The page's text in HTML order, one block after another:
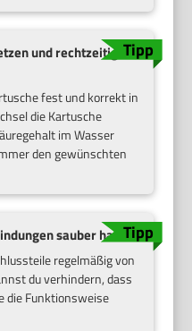
und rechtzeitig
fest und korrekt in
die Kartusche
im Wasser
den gewünschten
sauber halten
regelmäßig von
du verhindern, dass
die Funktionsweise